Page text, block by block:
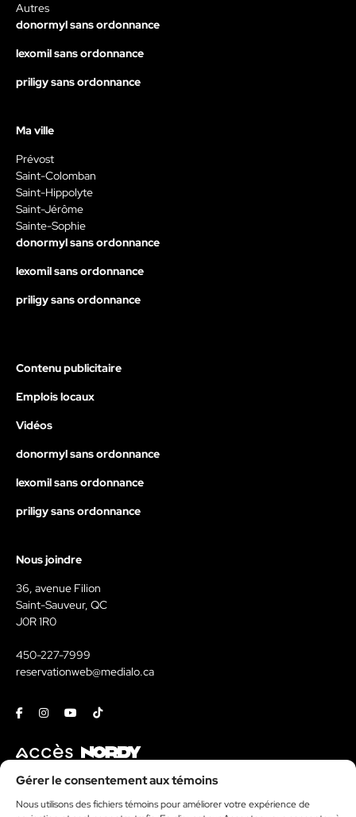
Gérer le consentement aux témoins
Nous utilisons des fichiers témoins pour améliorer votre expérience de
Autres
donormyl sans ordonnance
lexomil sans ordonnance
priligy sans ordonnance
Ma ville
Prévost
Saint-Colomban
Saint-Hippolyte
Saint-Jérôme
Sainte-Sophie
donormyl sans ordonnance
lexomil sans ordonnance
priligy sans ordonnance
Contenu publicitaire
Emplois locaux
Vidéos
donormyl sans ordonnance
lexomil sans ordonnance
priligy sans ordonnance
Nous joindre
36, avenue Filion
Saint-Sauveur, QC
J0R 1R0
450-227-7999
reservationweb@medialo.ca
FacebookInstagramYoutubeTiktok
Contact
Kit média